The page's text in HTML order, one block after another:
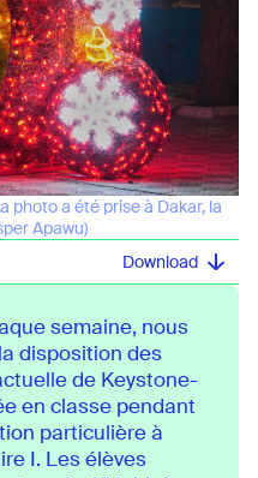
photo a été prise à Dakar, la
Apawu)
semaine, nous
disposition des
de Keystone-
en classe pendant
particulière à
I. Les élèves